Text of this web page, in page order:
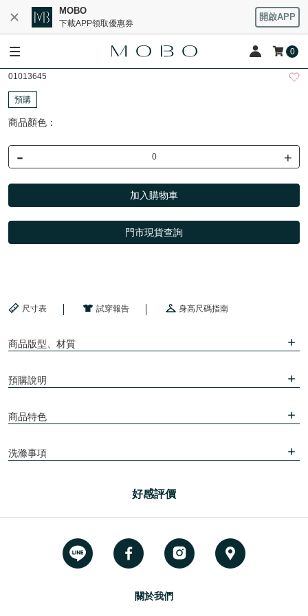
MOBO
下載APP領取優惠券
開啟APP
0
01013645
預購
商品顏色：
- +
加入購物車
門市現貨查詢
尺寸表 試穿報告 身高尺碼指南
商品版型、材質
預購說明
商品特色
洗滌事項
好感評價
關於我們